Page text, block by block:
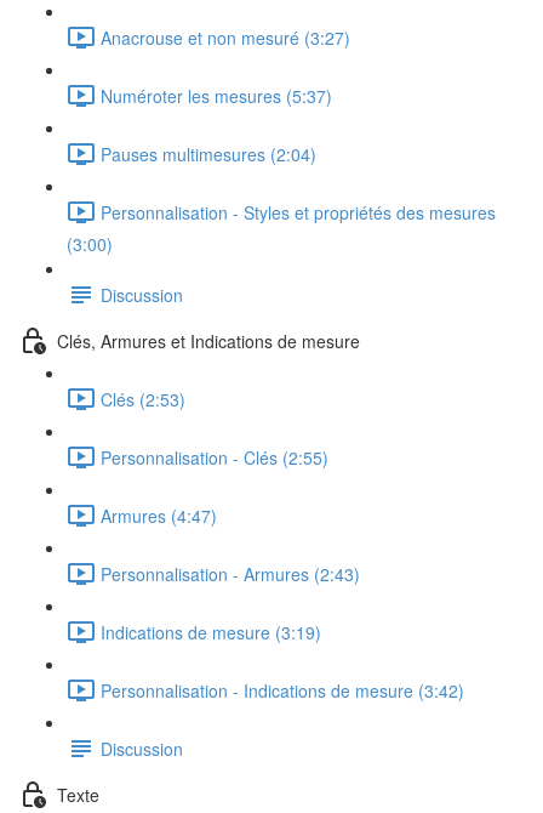
Anacrouse et non mesuré (3:27)
Numéroter les mesures (5:37)
Pauses multimesures (2:04)
Personnalisation - Styles et propriétés des mesures
(3:00)
Discussion
Clés, Armures et Indications de mesure
Clés (2:53)
Personnalisation - Clés (2:55)
Armures (4:47)
Personnalisation - Armures (2:43)
Indications de mesure (3:19)
Personnalisation - Indications de mesure (3:42)
Discussion
Texte